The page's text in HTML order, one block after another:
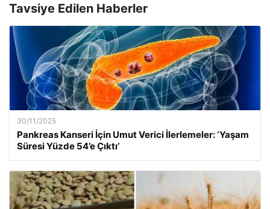
Tavsiye Edilen Haberler
30/11/2025
Pankreas Kanseri İçin Umut Verici İlerlemeler: ‘Yaşam
Süresi Yüzde 54’e Çıktı’